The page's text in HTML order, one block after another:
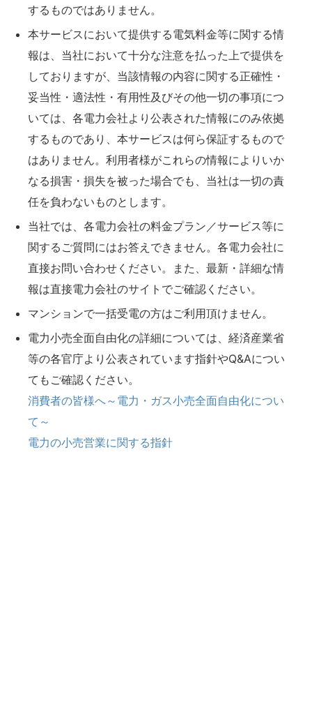
するものではありません。
本サービスにおいて提供する電気料金等に関する情
報は、当社において十分な注意を払った上で提供を
しておりますが、当該情報の内容に関する正確性・
妥当性・適法性・有用性及びその他一切の事項につ
いては、各電力会社より公表された情報にのみ依拠
するものであり、本サービスは何ら保証するもので
はありません。利用者様がこれらの情報によりいか
なる損害・損失を被った場合でも、当社は一切の責
任を負わないものとします。
当社では、各電力会社の料金プラン／サービス等に
関するご質問にはお答えできません。各電力会社に
直接お問い合わせください。また、最新・詳細な情
報は直接電力会社のサイトでご確認ください。
マンションで一括受電の方はご利用頂けません。
電力小売全面自由化の詳細については、経済産業省
等の各官庁より公表されています指針やQ&Aについ
てもご確認ください。
消費者の皆様へ～電力・ガス小売全面自由化につい
て～
電力の小売営業に関する指針